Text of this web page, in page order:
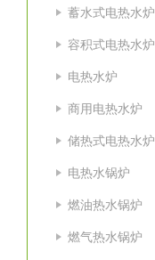
蓄水式电热水炉
容积式电热水炉
电热水炉
商用电热水炉
储热式电热水炉
电热水锅炉
燃油热水锅炉
燃气热水锅炉